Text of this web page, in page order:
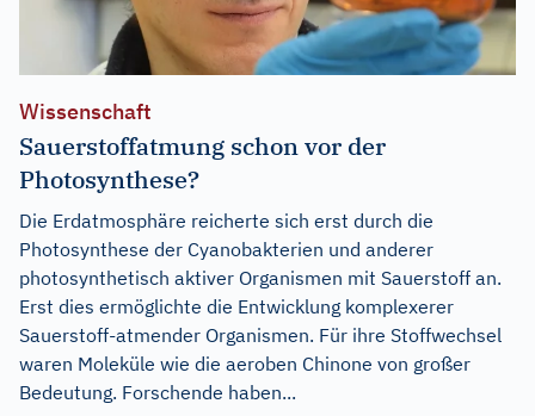
Wissenschaft
Sauerstoffatmung schon vor der
Photosynthese?
Die Erdatmosphäre reicherte sich erst durch die
Photosynthese der Cyanobakterien und anderer
photosynthetisch aktiver Organismen mit Sauerstoff an.
Erst dies ermöglichte die Entwicklung komplexerer
Sauerstoff-atmender Organismen. Für ihre Stoffwechsel
waren Moleküle wie die aeroben Chinone von großer
Bedeutung. Forschende haben...